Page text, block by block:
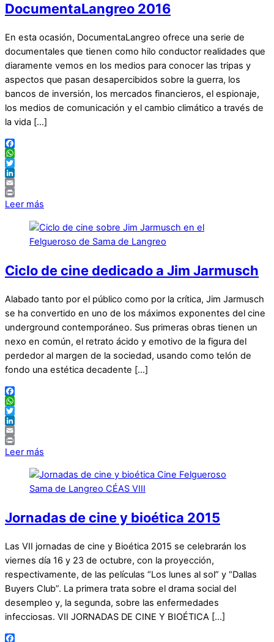
DocumentaLangreo 2016
En esta ocasión, DocumentaLangreo ofrece una serie de
documentales que tienen como hilo conductor realidades que
diaramente vemos en los medios para conocer las tripas y
aspectos que pasan desapercibidos sobre la guerra, los
bancos de inversión, los mercados financieros, el espionaje,
los medios de comunicación y el cambio climático a través de
la vida […]
Facebook
WhatsApp
Twitter
LinkedIn
Email
Print
Leer más
Ciclo de cine dedicado a Jim Jarmusch
Alabado tanto por el público como por la crítica, Jim Jarmusch
se ha convertido en uno de los máximos exponentes del cine
underground contemporáneo. Sus primeras obras tienen un
nexo en común, el retrato ácido y emotivo de la figura del
perdedor al margen de la sociedad, usando como telón de
fondo una estética decadente […]
Facebook
WhatsApp
Twitter
LinkedIn
Email
Print
Leer más
Jornadas de cine y bioética 2015
Las VII jornadas de cine y Bioética 2015 se celebrarán los
viernes día 16 y 23 de octubre, con la proyección,
respectivamente, de las películas “Los lunes al sol” y “Dallas
Buyers Club”. La primera trata sobre el drama social del
desempleo y, la segunda, sobre las enfermedades
infecciosas. VII JORNADAS DE CINE Y BIOÉTICA […]